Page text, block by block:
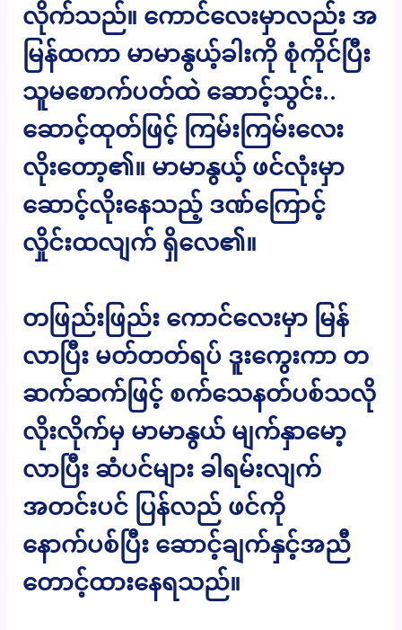
လိုက်သည်။ ကောင်လေးမှာလည်း အ
မြန်ထကာ မာမာနွယ့်ခါးကို စုံကိုင်ပြီး
သူမစောက်ပတ်ထဲ ဆောင့်သွင်း..
ဆောင့်ထုတ်ဖြင့် ကြမ်းကြမ်းလေး
လိုးတော့၏။ မာမာနွယ့် ဖင်လုံးမှာ
ဆောင့်လိုးနေသည့် ဒဏ်ကြောင့်
လှိုင်းထလျက် ရှိလေ၏။
တဖြည်းဖြည်း ကောင်လေးမှာ မြန်
လာပြီး မတ်တတ်ရပ် ဒူးကွေးကာ တ
ဆက်ဆက်ဖြင့် စက်သေနတ်ပစ်သလို
လိုးလိုက်မှ မာမာနွယ် မျက်နှာမော့
လာပြီး ဆံပင်များ ခါရမ်းလျက်
အတင်းပင် ပြန်လည် ဖင်ကို
နောက်ပစ်ပြီး ဆောင့်ချက်နှင့်အညီ
တောင့်ထားနေရသည်။